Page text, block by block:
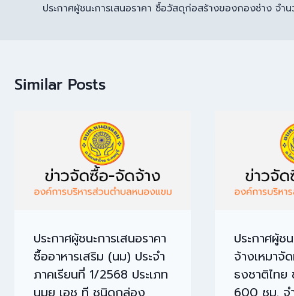
ประกาศผู้ชนะการเสนอราคา ซื้อวัสดุก่อสร้างของกองช่าง จำ
Similar Posts
ประกาศผู้ชนะการเสนอราคา
ซื้ออาหารเสริม (นม) ประจำ
ภาคเรียนที่ 1/2568 ประเภท
ประกาศผู้ช
จ้างเหมาจั
ธงชาติไท